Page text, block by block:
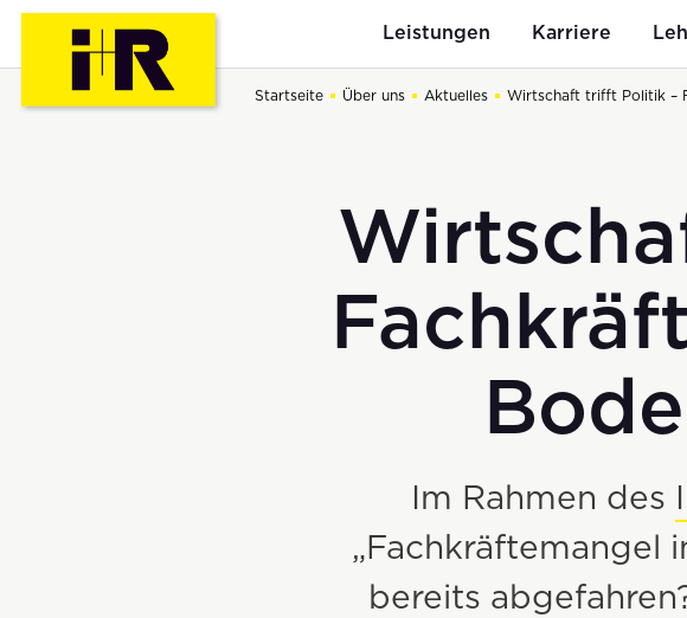
Leistungen
Bauen
Hoch- &
Karriere
Bewerbungsablauf
Unternehmen
Startseite Über uns Aktuelles Wirtschaft trifft Politik –
Im Rahmen des
„Fachkräftemangel
bereits